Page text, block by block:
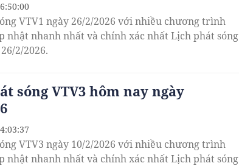
VTV1 ngày 26/2/2026 với nhiều chương trình
nhật nhanh nhất và chính xác nhất Lịch phát sóng
2/2026.
sóng VTV3 hôm nay ngày
VTV3 ngày 10/2/2026 với nhiều chương trình
nhật nhanh nhất và chính xác nhất Lịch phát sóng